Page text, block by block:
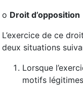
o Droit d’opposition
L’exercice de ce
deux situations
Lorsque
motifs